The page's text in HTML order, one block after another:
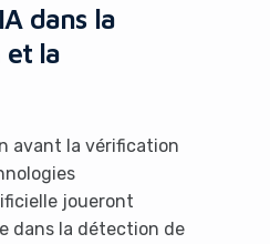
dans la
et la
avant la vérification
joueront
dans la détection de